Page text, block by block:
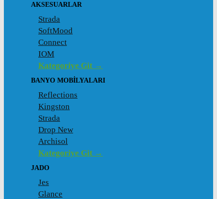
AKSESUARLAR
Strada
SoftMood
Connect
IOM
Kategoriye Git →
BANYO MOBILYALARI
Reflections
Kingston
Strada
Drop New
Archisol
Kategoriye Git →
JADO
Jes
Glance